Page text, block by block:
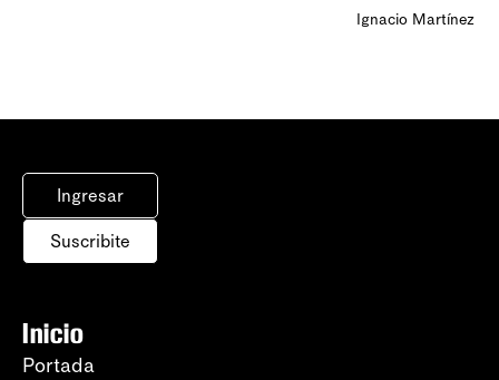
Ignacio Martínez
Ingresar
Suscribite
Inicio
Portada